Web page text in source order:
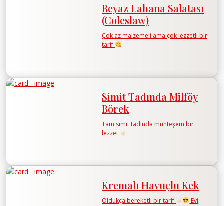
Beyaz Lahana Salatası
(Coleslaw)
Çok az malzemeli ama çok lezzetli bir
tarif
Simit Tadında Milföy
Börek
Tam simit tadında muhteşem bir
lezzet
Kremalı Havuçlu Kek
Oldukça bereketli bir tarif
Evi